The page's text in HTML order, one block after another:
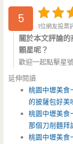
5
1位網友投票
關於本文評論
顆星呢？
歡迎一起點擊星
延伸閱讀
桃園中壢美食
的披薩包好美
桃園中壢美食
那個刀削麵拜
桃園中壢美食